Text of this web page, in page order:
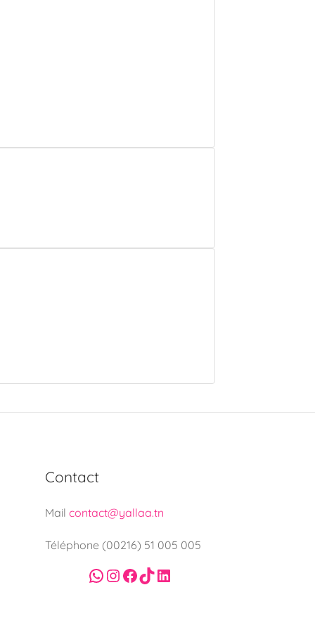
Contact
Mail contact@yallaa.tn
Téléphone (00216) 51 005 005
WhatsApp
Instagram
Facebook
TikTok
LinkedIn